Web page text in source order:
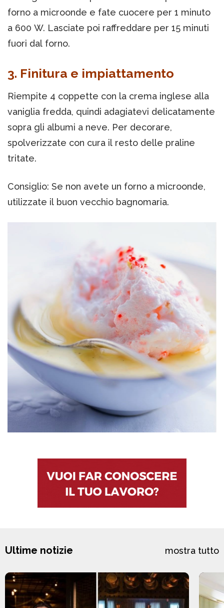
forno a microonde e fate cuocere per 1 minuto
a 600 W. Lasciate poi raffreddare per 15 minuti
fuori dal forno.
3. Finitura e impiattamento
Riempite 4 coppette con la crema inglese alla
vaniglia fredda, quindi adagiatevi delicatamente
sopra gli albumi a neve. Per decorare,
spolverizzate con cura il resto delle praline
tritate.
Consiglio: Se non avete un forno a microonde,
utilizzate il buon vecchio bagnomaria.
Ultime notizie mostra tutto